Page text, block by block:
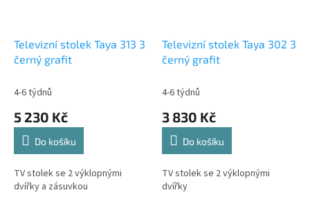
Televizní stolek Taya 313 3
černý grafit
4-6 týdnů
5 230 Kč
Do košíku
TV stolek se 2 výklopnými
dvířky a zásuvkou
Televizní stolek Taya 302 3
černý grafit
4-6 týdnů
3 830 Kč
Do košíku
TV stolek se 2 výklopnými
dvířky